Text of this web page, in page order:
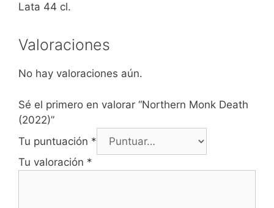
Lata 44 cl.
Valoraciones
No hay valoraciones aún.
Sé el primero en valorar “Northern Monk Death
(2022)”
Tu puntuación *
Tu valoración *